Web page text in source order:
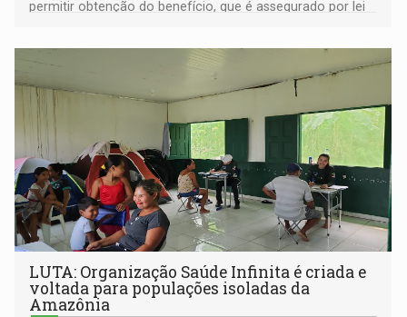
permitir obtenção do benefício, que é assegurado por lei
LUTA: Organização Saúde Infinita é criada e
voltada para populações isoladas da
Amazônia